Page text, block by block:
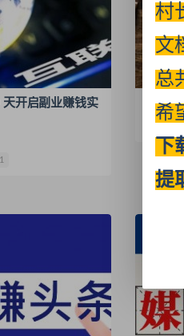
天开启副业赚钱实
【新
村
文
总
希
提